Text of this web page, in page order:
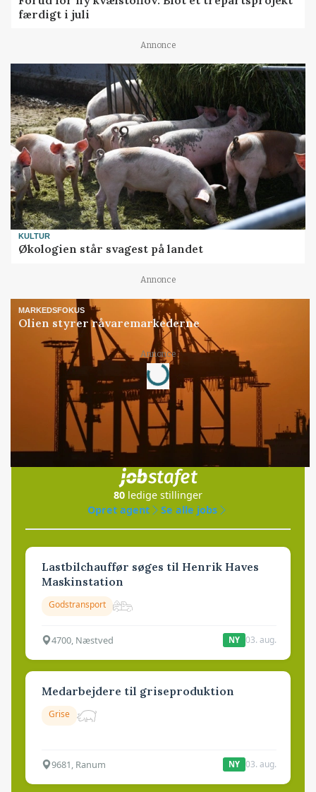
færdigt i juli
Annonce
KULTUR
Økologien står svagest på landet
Annonce
MARKEDSFOKUS
Olien styrer råvaremarkederne
Annonce
Loading...
Jobs
80 ledige stillinger
Opret agent
Se alle jobs
Lastbilchauffør søges til Henrik Haves
Maskinstation
Godstransport
4700, Næstved NY 03. aug.
Medarbejdere til griseproduktion
Grise
9681, Ranum NY 03. aug.